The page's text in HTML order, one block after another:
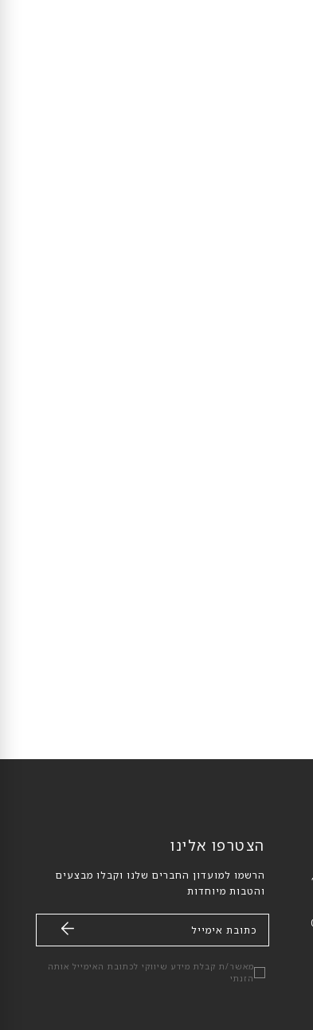
הצטרפו אלינו
הרשמו למועדון החברים שלנו וקבלו מבצעים
והטבות מיוחדות
כתובת אימייל
מאשר/ת קבלת מידע שיווקי לכתובת האימייל אותה
הזנתי